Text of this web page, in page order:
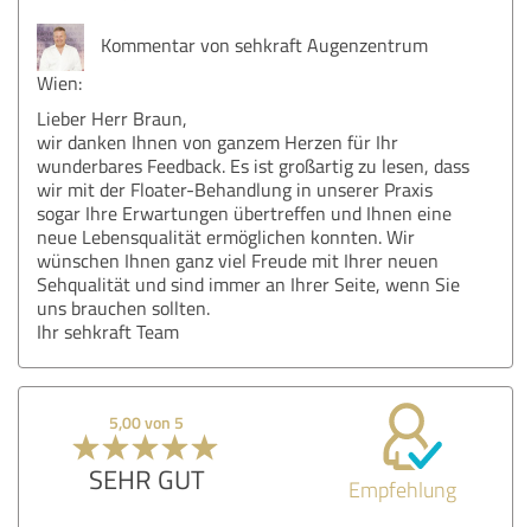
Kommentar von sehkraft Augenzentrum
Wien:
Lieber Herr Braun,
wir danken Ihnen von ganzem Herzen für Ihr
wunderbares Feedback. Es ist großartig zu lesen, dass
wir mit der Floater-Behandlung in unserer Praxis
sogar Ihre Erwartungen übertreffen und Ihnen eine
neue Lebensqualität ermöglichen konnten. Wir
wünschen Ihnen ganz viel Freude mit Ihrer neuen
Sehqualität und sind immer an Ihrer Seite, wenn Sie
uns brauchen sollten.
Ihr sehkraft Team
5,00 von 5
SEHR GUT Empfehlung